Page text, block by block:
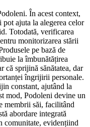
În acest context,
ajuta la alegerea celor
Totodată, verificarea
monitorizarea stării
pe bază de
la îmbunătățirea
că sprijină sănătatea, dar
îngrijirii personale.
constant, ajutând la
mod, Podoleni devine un
membrii săi, facilitând
abordare integrată
comunitate, evidențiind